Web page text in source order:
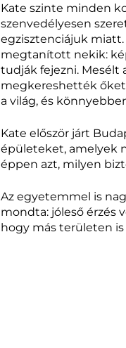
Kate szinte minden
szenvedélyesen
egzisztenciájuk
megtanított nekik:
tudják fejezni. Mesélt
megkereshették őket
a világ, és
Kate először járt
épületeket, amelyek
éppen azt, milyen
Az egyetemmel is
mondta: jóleső érzés
hogy más területen